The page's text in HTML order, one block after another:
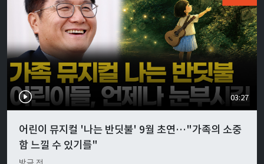
03:27
어린이 뮤지컬 '나는 반딧불' 9월 초연…"가족의 소중
함 느낄 수 있기를"